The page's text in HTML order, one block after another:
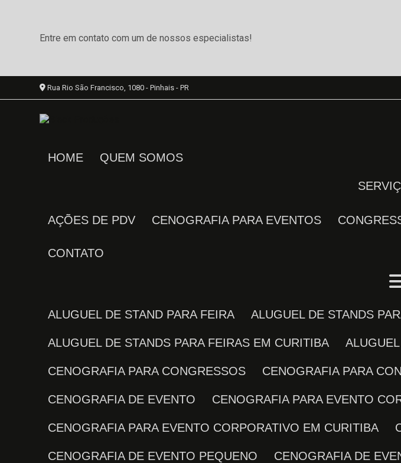
Entre em contato com um de nossos especialistas!
Rua Rio São Francisco, 1080 - Pinhais - PR
HOME QUEM SOMOS
AÇÕES DE PDV CENOGRAFIA PARA EVENTOS
CONTATO
ALUGUEL DE STAND PARA FEIRA ALUGUEL DE STANDS
ALUGUEL DE STANDS PARA FEIRAS EM CURITIBA
CENOGRAFIA PARA CONGRESSOS CENOGRAFIA PARA
CENOGRAFIA DE EVENTO CENOGRAFIA PARA EVENTO
CENOGRAFIA PARA EVENTO CORPORATIVO EM CURITIBA
CENOGRAFIA DE EVENTO PEQUENO CENOGRAFIA DE